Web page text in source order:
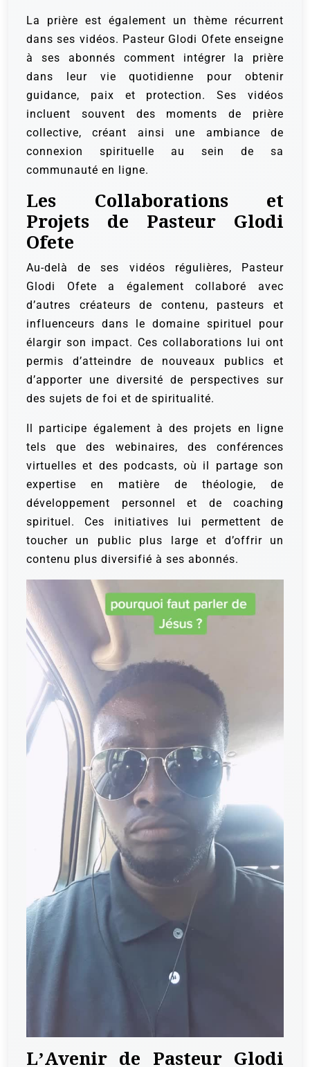
La prière est également un thème récurrent
dans ses vidéos. Pasteur Glodi Ofete enseigne
à ses abonnés comment intégrer la prière
dans leur vie quotidienne pour obtenir
guidance, paix et protection. Ses vidéos
incluent souvent des moments de prière
collective, créant ainsi une ambiance de
connexion spirituelle au sein de sa
communauté en ligne.
Les Collaborations et
Projets de Pasteur Glodi
Ofete
Au-delà de ses vidéos régulières, Pasteur
Glodi Ofete a également collaboré avec
d’autres créateurs de contenu, pasteurs et
influenceurs dans le domaine spirituel pour
élargir son impact. Ces collaborations lui ont
permis d’atteindre de nouveaux publics et
d’apporter une diversité de perspectives sur
des sujets de foi et de spiritualité.
Il participe également à des projets en ligne
tels que des webinaires, des conférences
virtuelles et des podcasts, où il partage son
expertise en matière de théologie, de
développement personnel et de coaching
spirituel. Ces initiatives lui permettent de
toucher un public plus large et d’offrir un
contenu plus diversifié à ses abonnés.
L’Avenir de Pasteur Glodi